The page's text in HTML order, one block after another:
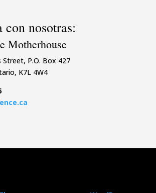
con nosotras:
Motherhouse
Street, P.O. Box 427
K7L 4W4